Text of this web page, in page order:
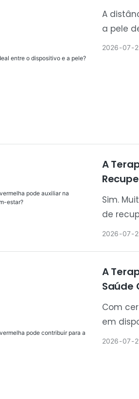
A
a pele
de
2026 07
A
Sim.
de
2026 07
A
Saúde
Com
em
2026 07